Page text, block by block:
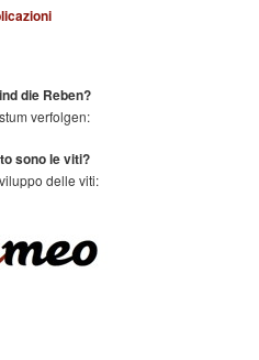
die Reben?
verfolgen:
sono le viti?
delle viti: